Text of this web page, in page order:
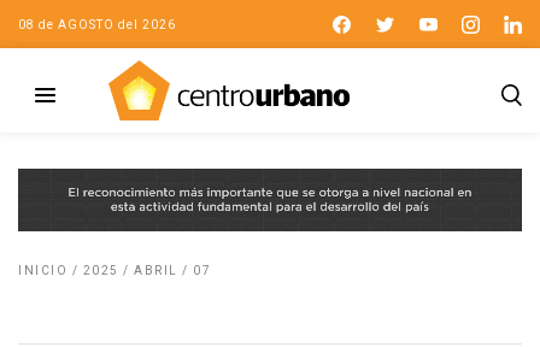
08 de AGOSTO del 2026
INICIO / 2025 / ABRIL / 07